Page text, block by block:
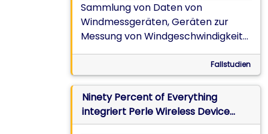
Sammlung von Daten von
Windmessgeräten, Geräten zur
Messung von Windgeschwindigkeit
und Windrichtung, die oben und
angebracht sind.
Fallstudien
Ninety Percent of Everything
integriert Perle Wireless Device
Server für Datenübertragung auf